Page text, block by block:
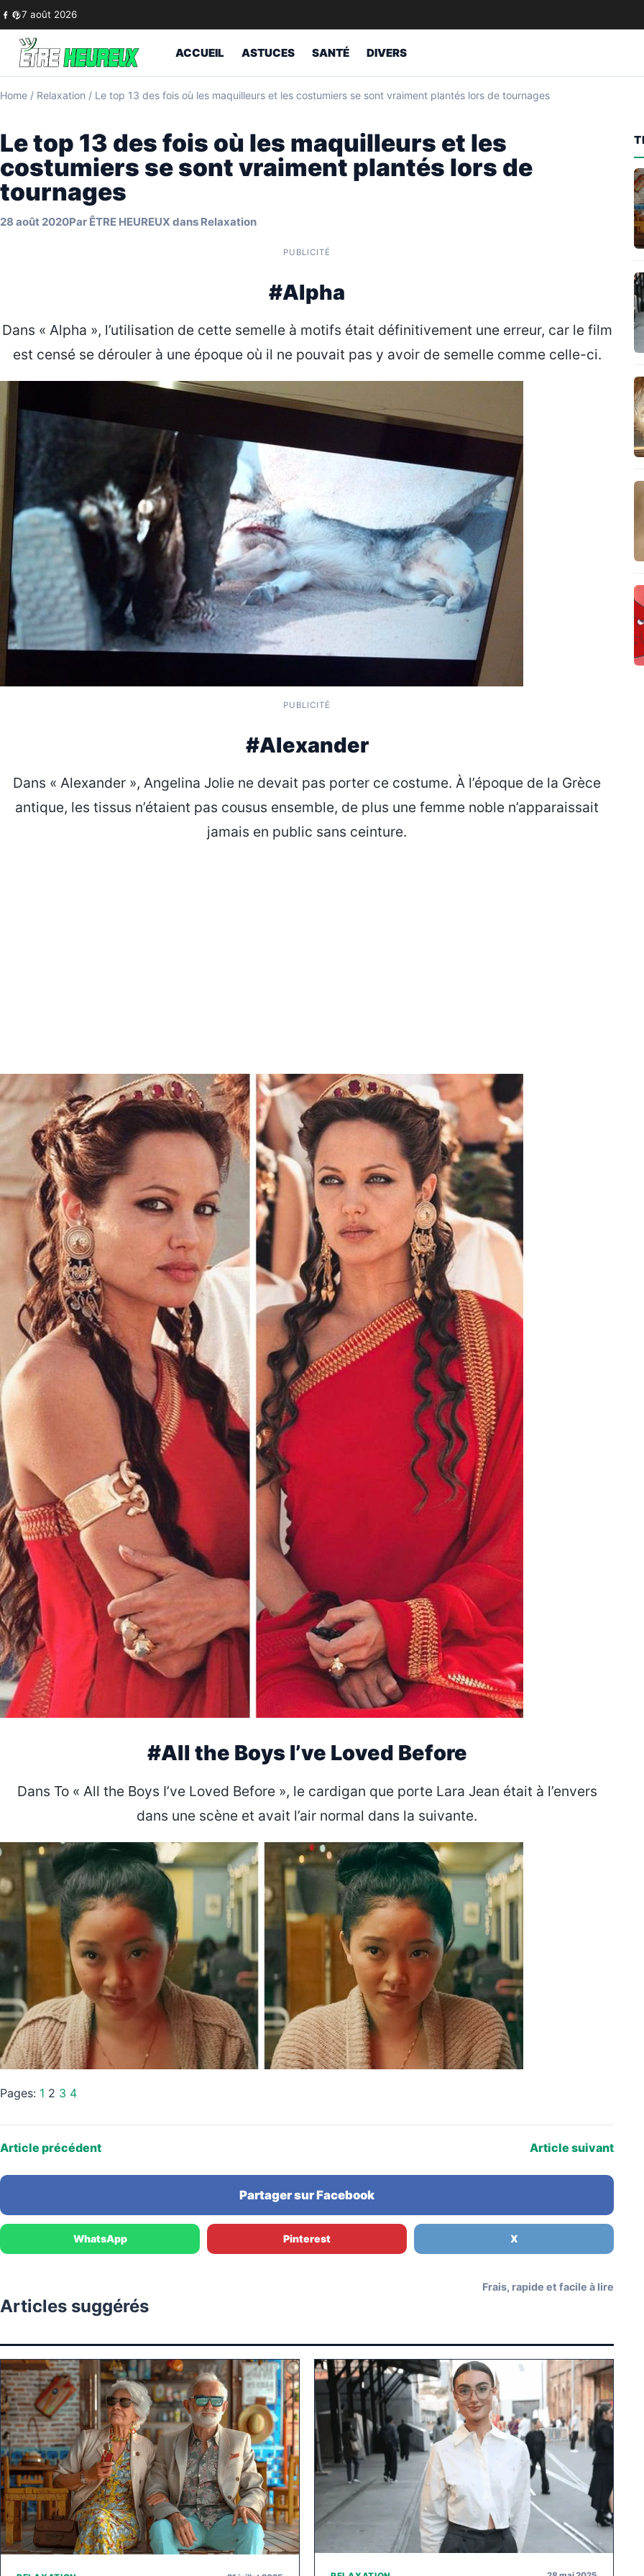
Skip to content
7 août 2026
ACCUEIL ASTUCES SANTÉ DIVERS
Home / Relaxation / Le top 13 des fois où les maquilleurs et les costumiers se sont vraiment plantés lors de tournages
Le top 13 des fois où les maquilleurs et les
costumiers se sont vraiment plantés lors de
tournages
28 août 2020Par ÊTRE HEUREUX dans Relaxation
PUBLICITÉ
#Alpha
Dans « Alpha », l’utilisation de cette semelle à motifs était définitivement une erreur, car le film
est censé se dérouler à une époque où il ne pouvait pas y avoir de semelle comme celle-ci.
PUBLICITÉ
#Alexander
Dans « Alexander », Angelina Jolie ne devait pas porter ce costume. À l’époque de la Grèce
antique, les tissus n’étaient pas cousus ensemble, de plus une femme noble n’apparaissait
jamais en public sans ceinture.
#All the Boys I’ve Loved Before
Dans To « All the Boys I’ve Loved Before », le cardigan que porte Lara Jean était à l’envers
dans une scène et avait l’air normal dans la suivante.
Pages: 1 2 3 4
Article précédent Article suivant
Partager sur Facebook
WhatsApp Pinterest X
Articles suggérés
Frais, rapide et facile à lire